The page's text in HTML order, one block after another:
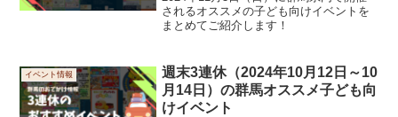
されるオススメの子ども向けイベントを
まとめてご紹介します！
イベント情報
週末3連休（2024年10月12日～10
月14日）の群馬オススメ子ども向
けイベント